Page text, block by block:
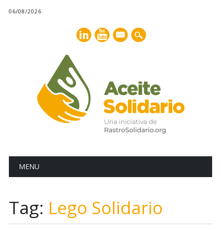
06/08/2026
mail
Main menu
MENU
Tag: Lego Solidario